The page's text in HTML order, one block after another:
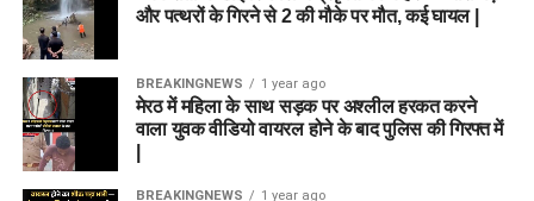
और पत्थरों के गिरने से 2 की मौके पर मौत, कई घायल |
BREAKINGNEWS 1 year ago
मेरठ में महिला के साथ सड़क पर अश्लील हरकत करने
वाला युवक वीडियो वायरल होने के बाद पुलिस की गिरफ्त में
BREAKINGNEWS 1 year ago